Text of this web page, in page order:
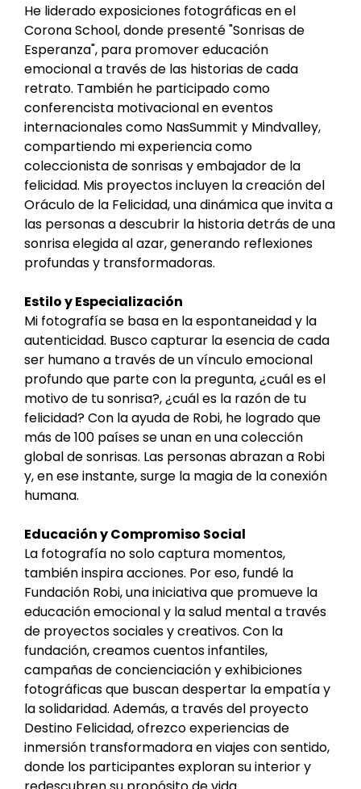
He liderado exposiciones fotográficas en el
Corona School, donde presenté "Sonrisas de
Esperanza", para promover educación
emocional a través de las historias de cada
retrato. También he participado como
conferencista motivacional en eventos
internacionales como NasSummit y Mindvalley,
compartiendo mi experiencia como
coleccionista de sonrisas y embajador de la
felicidad. Mis proyectos incluyen la creación del
Oráculo de la Felicidad, una dinámica que invita a
las personas a descubrir la historia detrás de una
sonrisa elegida al azar, generando reflexiones
profundas y transformadoras.
Estilo y Especialización
Mi fotografía se basa en la espontaneidad y la
autenticidad. Busco capturar la esencia de cada
ser humano a través de un vínculo emocional
profundo que parte con la pregunta, ¿cuál es el
motivo de tu sonrisa?, ¿cuál es la razón de tu
felicidad? Con la ayuda de Robi, he logrado que
más de 100 países se unan en una colección
global de sonrisas. Las personas abrazan a Robi
y, en ese instante, surge la magia de la conexión
humana.
Educación y Compromiso Social
La fotografía no solo captura momentos,
también inspira acciones. Por eso, fundé la
Fundación Robi, una iniciativa que promueve la
educación emocional y la salud mental a través
de proyectos sociales y creativos. Con la
fundación, creamos cuentos infantiles,
campañas de concienciación y exhibiciones
fotográficas que buscan despertar la empatía y
la solidaridad. Además, a través del proyecto
Destino Felicidad, ofrezco experiencias de
inmersión transformadora en viajes con sentido,
donde los participantes exploran su interior y